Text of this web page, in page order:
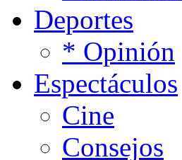
Deportes
* Opinión
Espectáculos
Cine
Consejos